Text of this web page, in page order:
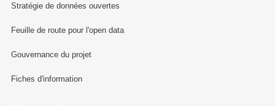
Stratégie de données ouvertes
Feuille de route pour l'open data
Gouvernance du projet
Fiches d'information